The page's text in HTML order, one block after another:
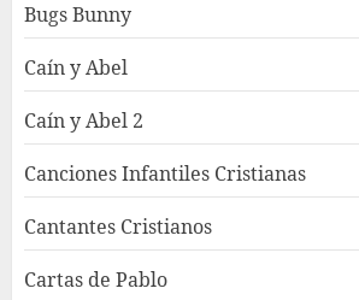
Bugs Bunny
Caín y Abel
Caín y Abel 2
Canciones Infantiles Cristianas
Cantantes Cristianos
Cartas de Pablo